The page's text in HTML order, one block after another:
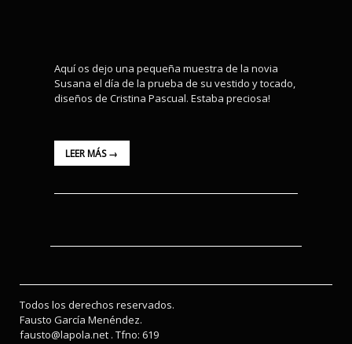
Aquí os dejo una pequeña muestra de la novia
Susana el día de la prueba de su vestido y tocado,
diseños de Cristina Pascual. Estaba preciosa!
LEER MÁS →
Todos los derechos reservados.
Fausto García Menéndez.
fausto@lapola.net . Tfno: 619